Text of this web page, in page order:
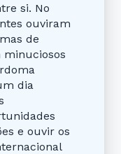
si. No
ouviram
de
minuciosos
dia
e ouvir os